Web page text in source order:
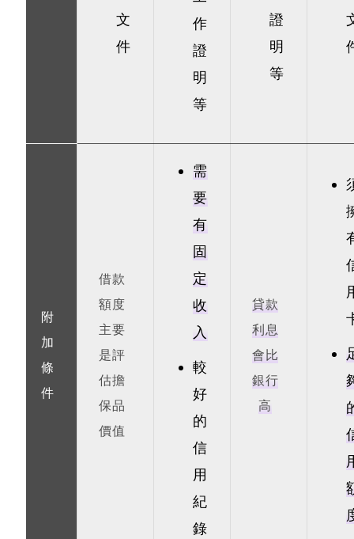
文
件
作
證
明
等
證
明
等
附
加
條
件
借款
額度
主要
是評
估擔
保品
價值
需
要
有
固
定
收
入
較
好
的
信
用
紀
錄
貸款
利息
會比
銀行
高